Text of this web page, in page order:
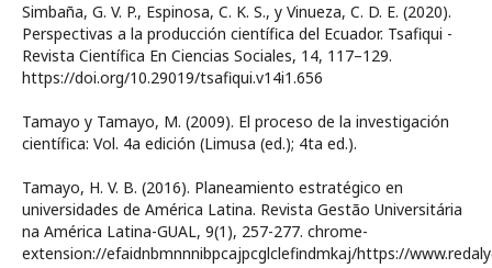
Simbaña, G. V. P., Espinosa, C. K. S., y Vinueza, C. D. E. (2020).
Perspectivas a la producción científica del Ecuador. Tsafiqui -
Revista Científica En Ciencias Sociales, 14, 117–129.
https://doi.org/10.29019/tsafiqui.v14i1.656
Tamayo y Tamayo, M. (2009). El proceso de la investigación
científica: Vol. 4a edición (Limusa (ed.); 4ta ed.).
Tamayo, H. V. B. (2016). Planeamiento estratégico en
universidades de América Latina. Revista Gestão Universitária
na América Latina-GUAL, 9(1), 257-277. chrome-
extension://efaidnbmnnnibpcajpcglclefindmkaj/https://